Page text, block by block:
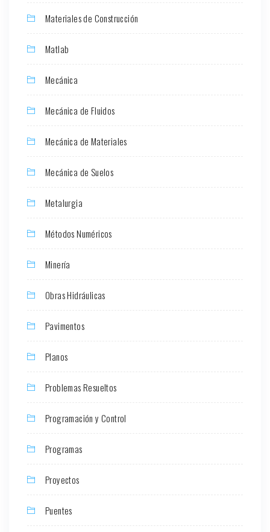
Materiales de Construcción
Matlab
Mecánica
Mecánica de Fluidos
Mecánica de Materiales
Mecánica de Suelos
Metalurgia
Métodos Numéricos
Minería
Obras Hidráulicas
Pavimentos
Planos
Problemas Resueltos
Programación y Control
Programas
Proyectos
Puentes